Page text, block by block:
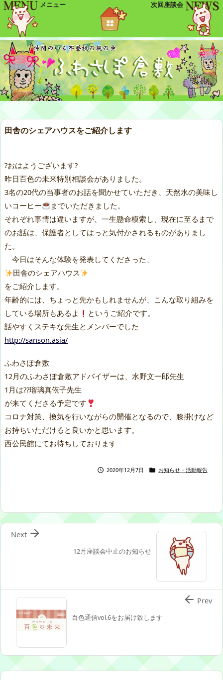
田舎のシェアハウスをご紹介します
?おはようございます?
昨日百色の未来特別相談会がありました。
3名の20代の当事者のお話を聞かせていただき、天然水の美味し
いコーヒー
までいただきました。
それぞれ事情は違いますが、一生懸命模索し、現在に至るまで
のお話は、保護者としてはっと気付かされるものがありまし
た。
今日はそんな体験を発表してくださった、
田舎のシェアハウス
をご紹介します。
年齢的には、ちょっと先かもしれませんが、こんな取り組みを
している場所もあるよ
というご紹介です。
話やすくステキな先生とメンバーでした
http://sanson.asia/
ふわさぽ倉敷
12月のふわさぽ倉敷アドバイザーは、水野文一郎先生
1月は?‍?瑠璃真依子先生
が来てくださる予定です
コロナ対策、換気を行いながらの開催となるので、膝掛けなど
お持ちいただけると良いかと思います。
西公民館にてお待ちしております
 2020年12月7日  お知らせ・活動報告
12月座談会中止のお知らせ

Next
百色通信vol.6をお届け致します
 Prev
メニュー 次回座談会